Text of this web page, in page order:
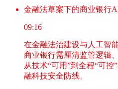
金融法草案下的商业银行
09:16
在金融法治建设与人工智
商业银行需厘清监管逻辑
从技术“可用”到全程“可
融科技安全防线。